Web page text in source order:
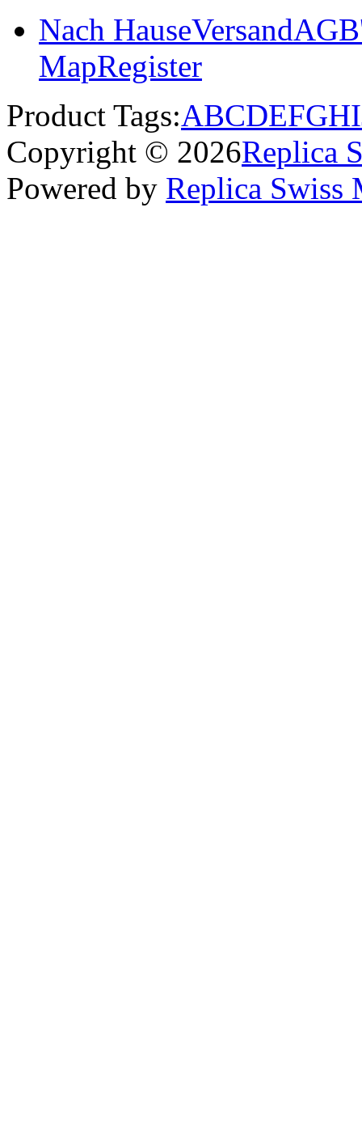
Nach HauseVersand
MapRegister
Product Tags:ABCDEFGHI
Copyright © 2026Replica
Powered by Replica Swiss